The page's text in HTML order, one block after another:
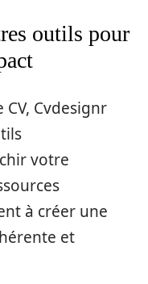
outils pour
Cvdesignr
votre
à créer une
et